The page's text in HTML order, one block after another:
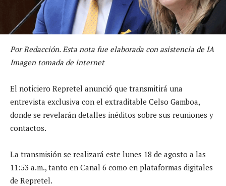
Por Redacción. Esta nota fue elaborada con asistencia de IA
Imagen tomada de internet
El noticiero Repretel anunció que transmitirá una
entrevista exclusiva con el extraditable Celso Gamboa,
donde se revelarán detalles inéditos sobre sus reuniones y
contactos.
La transmisión se realizará este lunes 18 de agosto a las
11:53 a.m., tanto en Canal 6 como en plataformas digitales
de Repretel.